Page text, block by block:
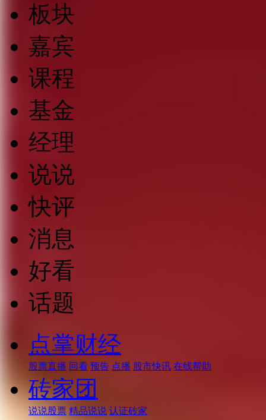
板块
嘉宾
课程
基金
经理
说说
快评
消息
好看
话题
点掌财经
股票直播 回看 预告 点播 股市快讯 在线帮助
砖家团
说说股票 精品说说 认证砖家